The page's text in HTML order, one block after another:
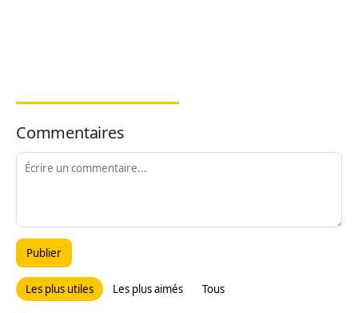
Commentaires
Publier
Les plus utiles Les plus aimés Tous